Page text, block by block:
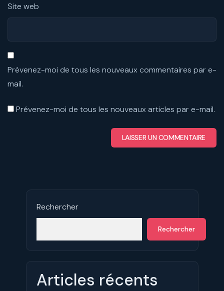
Site web
Prévenez-moi de tous les nouveaux commentaires par e-
mail.
Prévenez-moi de tous les nouveaux articles par e-mail.
Rechercher
Rechercher
Articles récents